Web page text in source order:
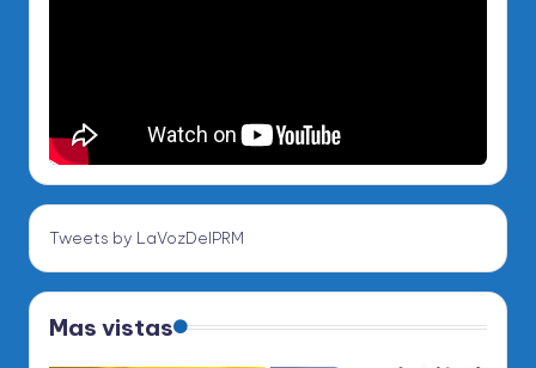
Tweets by LaVozDelPRM
Mas vistas